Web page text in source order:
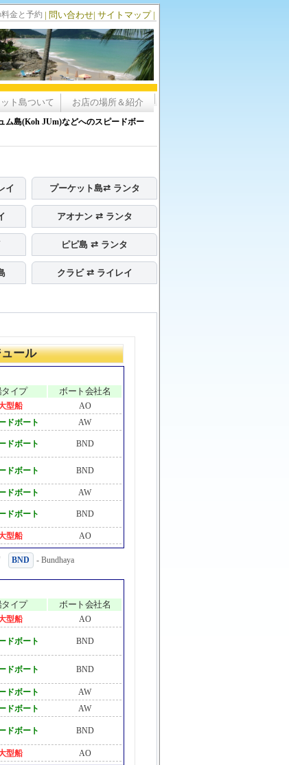
金と予約 | 問い合わせ| サイトマップ|
ト島ついて お店の場所＆紹介
ム島(Koh JUm)などへのスピードボー
イ プーケット島⇄ ランタ
アオナン ⇄ ランタ
ピピ島 ⇄ ランタ
クラビ ⇄ ライレイ
ール
タイプ ボート会社名
型船
AO
ドボート
AW
ドボート BND
ドボート BND
ドボート
AW
ドボート BND
型船 AO
/ BND - Bundhaya
タイプ ボート会社名
型船
AO
ドボート BND
ドボート BND
ドボート
AW
ドボート
AW
ドボート BND
型船 AO